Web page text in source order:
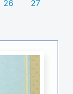
26 27